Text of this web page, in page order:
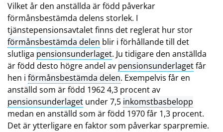
Vilket år den anställda är född påverkar
förmånsbestämda delens storlek. I
tjänstepensionsavtalet finns det reglerat hur stor
förmånsbestämda delen blir i förhållande till det
slutliga pensionsunderlaget. Ju tidigare den anställda
är född desto högre andel av pensionsunderlagetfår
hen i förmånsbestämda delen. Exempelvis får en
anställd som är född 1962 4,3 procent av
pensionsunderlaget under 7,5 inkomstbasbelopp
medan en anställd som är född 1970 får 1,3 procent.
Det är ytterligare en faktor som påverkar sparpremie.